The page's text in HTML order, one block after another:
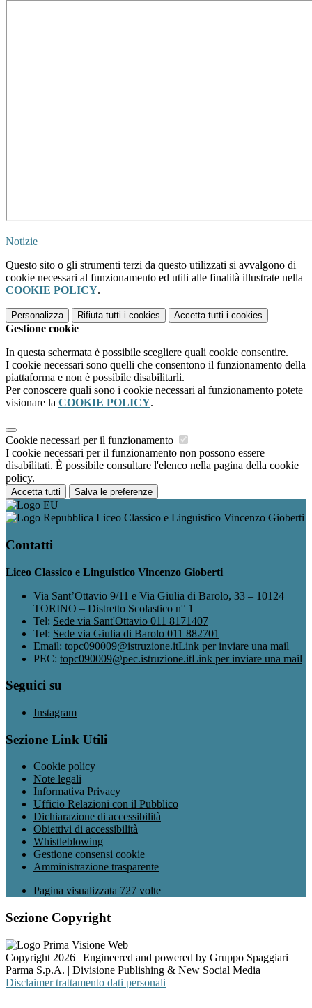
Notizie
Questo sito o gli strumenti terzi da questo utilizzati si avvalgono di
cookie necessari al funzionamento ed utili alle finalità illustrate nella
COOKIE POLICY.
Personalizza Rifiuta tutti i cookies Accetta tutti i cookies
Gestione cookie
In questa schermata è possibile scegliere quali cookie consentire.
I cookie necessari sono quelli che consentono il funzionamento della
piattaforma e non è possibile disabilitarli.
Per conoscere quali sono i cookie necessari al funzionamento potete
visionare la COOKIE POLICY.
Cookie necessari per il funzionamento
I cookie necessari per il funzionamento non possono essere
disabilitati. È possibile consultare l'elenco nella pagina della cookie
policy.
Accetta tutti Salva le preferenze
Liceo Classico e Linguistico Vincenzo Gioberti
Contatti
Liceo Classico e Linguistico Vincenzo Gioberti
Via Sant’Ottavio 9/11 e Via Giulia di Barolo, 33 – 10124
TORINO – Distretto Scolastico n° 1
Tel: Sede via Sant'Ottavio 011 8171407
Tel: Sede via Giulia di Barolo 011 882701
Email: topc090009@istruzione.itLink per inviare una mail
PEC: topc090009@pec.istruzione.itLink per inviare una mail
Seguici su
Instagram
Sezione Link Utili
Cookie policy
Note legali
Informativa Privacy
Ufficio Relazioni con il Pubblico
Dichiarazione di accessibilità
Obiettivi di accessibilità
Whistleblowing
Gestione consensi cookie
Amministrazione trasparente
Pagina visualizzata 727 volte
Sezione Copyright
Copyright 2026 | Engineered and powered by Gruppo Spaggiari
Parma S.p.A. | Divisione Publishing & New Social Media
Disclaimer trattamento dati personali